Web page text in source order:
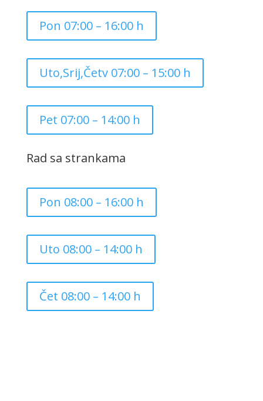
Pon 07:00 – 16:00 h
Uto,Srij,Četv 07:00 – 15:00 h
Pet 07:00 – 14:00 h
Rad sa strankama
Pon 08:00 – 16:00 h
Uto 08:00 – 14:00 h
Čet 08:00 – 14:00 h